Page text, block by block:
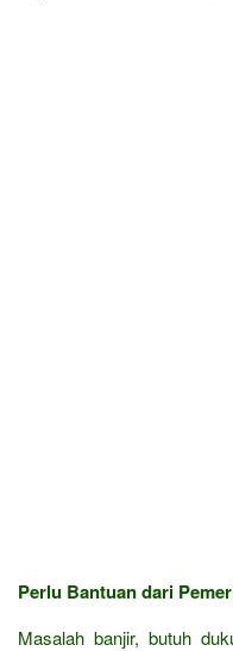
Perlu Bantuan dari
Masalah banjir, butuh